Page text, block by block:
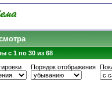
с 1 по 30 из 68
Порядок отображения